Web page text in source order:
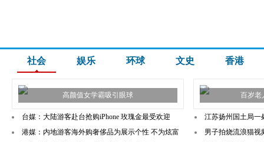
社会 娱乐 环球 文史 香港
高颜值女学霸吸引眼球 百岁老
台媒：大陆游客赴台抢购iPhone 玫瑰金最受欢迎
港媒：内地游客海外购奢侈品为展示个性 不为炫富
江苏扬州国土局一
男子拍烧流浪猫视